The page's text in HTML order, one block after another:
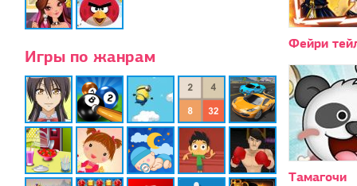
Игры по жанрам
Фейри
Тамагочи